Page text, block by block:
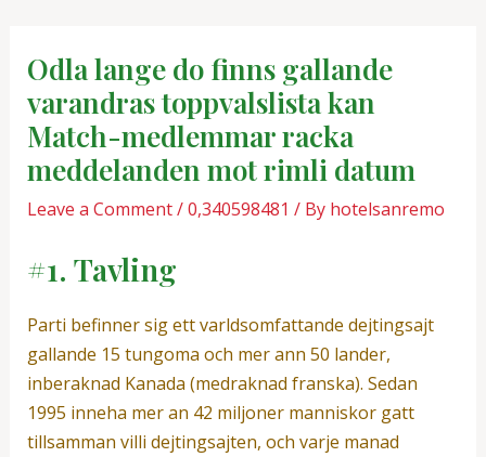
contentOdla lange do finns gallande
varandras toppvalslista kan
Match-medlemmar racka
meddelanden mot rimli datum
Leave a Comment/0,340598481 / By hotelsanremo
#1. Tavling
Parti befinner sig ett varldsomfattande dejtingsajt
gallande 15 tungoma och mer ann 50 lander,
inberaknad Kanada (medraknad franska). Sedan
1995 inneha mer an 42 miljoner manniskor gatt
tillsamman villi dejtingsajten, och varje manad